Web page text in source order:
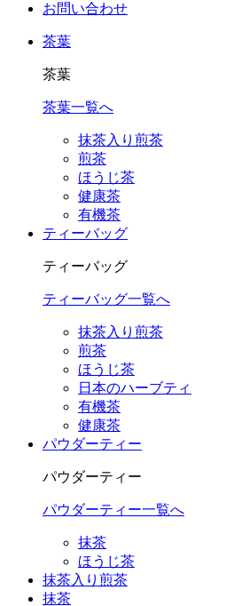
お問い合わせ
茶葉
茶葉
茶葉一覧へ
抹茶入り煎茶
煎茶
ほうじ茶
健康茶
有機茶
ティーバッグ
ティーバッグ
ティーバッグ一覧へ
抹茶入り煎茶
煎茶
ほうじ茶
日本のハーブティ
有機茶
健康茶
パウダーティー
パウダーティー
パウダーティー一覧へ
抹茶
ほうじ茶
抹茶入り煎茶
抹茶